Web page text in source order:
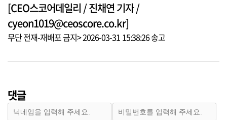
[CEO스코어데일리 / 진채연 기자 /
cyeon1019@ceoscore.co.kr]
무단 전재-재배포 금지> 2026-03-31 15:38:26 송고
댓글